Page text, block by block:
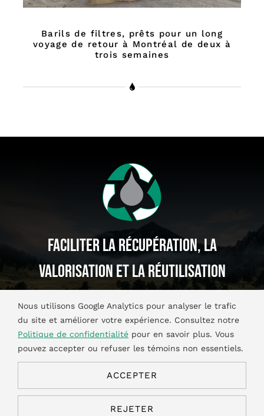
Barils de filtres, prêts pour un long
voyage de retour à Montréal de deux à
trois semaines
Faciliter La Récupération, La
Valorisation Et La Réutilisation
De Produits D’huiles Et Glycol
Usagés.
©2026. Tous droits réservés.Politique de confidentialité|
Conditions d’utilisation
Nous utilisons Google Analytics pour analyser le trafic
du site et améliorer votre expérience. Consultez notre
Politique de confidentialité pour en savoir plus. Vous
pouvez accepter ou refuser les témoins non essentiels.
ACCEPTER
REJETER